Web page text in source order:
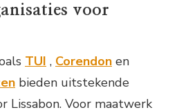
voor
TUI , Corendon en
bieden uitstekende
Lissabon. Voor maatwerk